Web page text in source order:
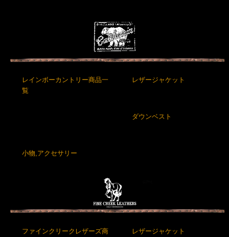
レインボーカントリー商品一
覧
レザージャケット
ダウンベスト
小物,アクセサリー
ファインクリークレザーズ商
レザージャケット